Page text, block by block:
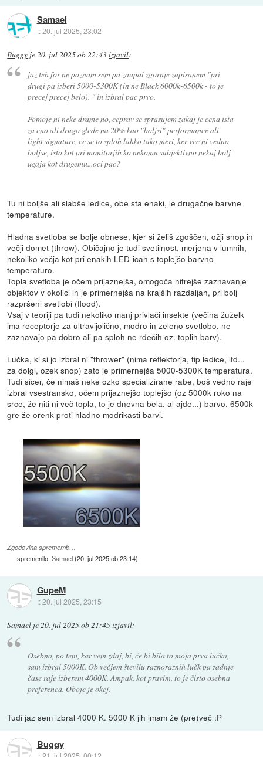
Samael
::20. jul 2025, 23:02
Buggy je20. jul 2025 ob 22:43izjavil:
jaz teh for ne poznam sem pa zaupal zgornje zapisanem "pri
drugi pa izberi 5000-5300K (in ne Black 6000k-6500k - to je
precej precej belo). " in izbral pac prvo.
Pomoje ni neke drame no, ceprav se sprasujem zakaj je cena ista
za eno ali drugo glede na 20% kao "boljsi" performance ali
light signature, ce se to sploh lahko tako meri, ker vec ni vedno
boljse, isto kot pri monitorjih ko nekomu subjektivno nekaj bolj
ugaja kot drugemu...oci pac?
Tu ni boljše ali slabše ledice, obe sta enaki, le drugačne barvne
temperature.
Hladna svetloba se bolje obnese, kjer si želiš zgoščen, ožji snop in
večji domet (throw). Običajno je tudi svetilnost, merjena v lumnih,
nekoliko večja kot pri enakih LED-icah s toplejšo barvno
temperaturo.
Topla svetloba je očem prijaznejša, omogoča hitrejše zaznavanje
objektov v okolici in je primernejša na krajših razdaljah, pri bolj
razpršeni svetlobi (flood).
Vsaj v teoriji pa tudi nekoliko manj privlači insekte (večina žuželk
ima receptorje za ultravijolično, modro in zeleno svetlobo, ne
zaznavajo pa dobro ali pa sploh ne rdečih oz. toplih barv).
Lučka, ki si jo izbral ni "thrower" (nima reflektorja, tip ledice, itd...
za dolgi, ozek snop) zato je primernejša 5000-5300K temperatura.
Tudi sicer, če nimaš neke ozko specializirane rabe, boš vedno raje
izbral vsestransko, očem prijaznejšo toplejšo (oz 5000k roko na
srce, že niti ni več topla, to je dnevna bela, al ajde...) barvo. 6500k
gre že orenk proti hladno modrikasti barvi.
Zgodovina sprememb…
spremenilo:Samael(20. jul 2025 ob 23:14)
GupeM
::20. jul 2025, 23:15
Samael je20. jul 2025 ob 21:45izjavil:
Osebno, po tem, kar vem zdaj, bi, če bi bila to moja prva lučka,
sam izbral 5000K. Ob večjem številu raznoraznih lučk pa zadnje
čase raje izberem 4000K. Ampak, kot pravim, to je čisto osebna
preferenca. Oboje je okej.
Tudi jaz sem izbral 4000 K. 5000 K jih imam že (pre)več :P
Buggy